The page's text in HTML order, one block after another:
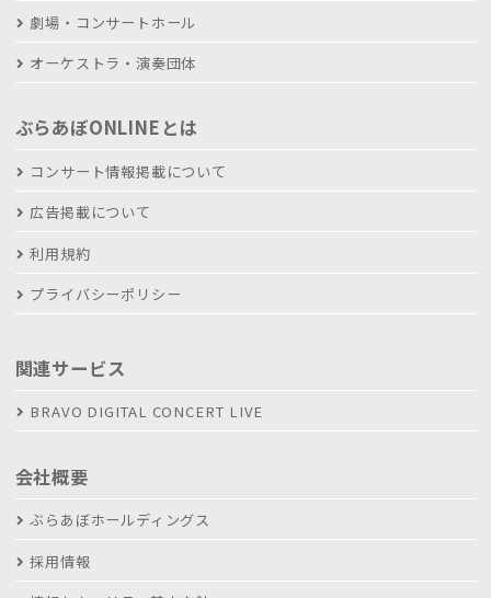
劇場・コンサートホール
オーケストラ・演奏団体
ぶらあぼONLINEとは
コンサート情報掲載について
広告掲載について
利用規約
プライバシーポリシー
関連サービス
BRAVO DIGITAL CONCERT LIVE
会社概要
ぶらあぼホールディングス
採用情報